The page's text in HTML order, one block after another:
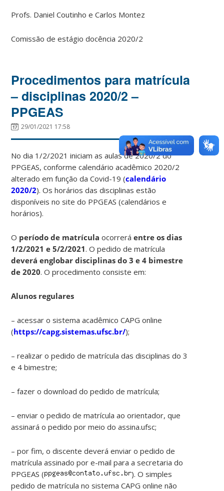
Profs. Daniel Coutinho e Carlos Montez
Comissão de estágio docência 2020/2
Procedimentos para matrícula
– disciplinas 2020/2 –
PPGEAS
29/01/2021 17:58
No dia 1/2/2021 iniciam as aulas de 2020/2 do
PPGEAS, conforme calendário acadêmico 2020/2
alterado em função da Covid-19 (calendário
2020/2). Os horários das disciplinas estão
disponíveis no site do PPGEAS (calendários e
horários).
O período de matrículaocorrerá entre os dias
1/2/2021 e 5/2/2021. O pedido de matrícula
deverá englobar disciplinas do 3 e 4 bimestre
de 2020. O procedimento consiste em:
Alunos regulares
– acessar o sistema acadêmico CAPG online
(https://capg.sistemas.ufsc.br/);
– realizar o pedido de matrícula das disciplinas do 3
e 4 bimestre;
– fazer o download do pedido de matrícula;
– enviar o pedido de matrícula ao orientador, que
assinará o pedido por meio do assina.ufsc;
– por fim, o discente deverá enviar o pedido de
matrícula assinado por e-mail para a secretaria do
PPGEAS (
). O simples
pedido de matrícula no sistema CAPG online não